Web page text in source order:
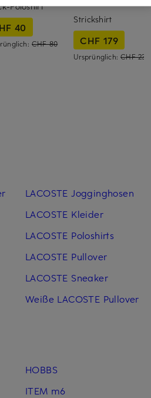
Poloshirt
40
CHF 80
Strickshirt
CHF 179
Ursprünglich:CHF 230
LACOSTE Jogginghosen
LACOSTE Kleider
LACOSTE Poloshirts
LACOSTE Pullover
LACOSTE Sneaker
Weiße LACOSTE Pullover
HOBBS
ITEM m6